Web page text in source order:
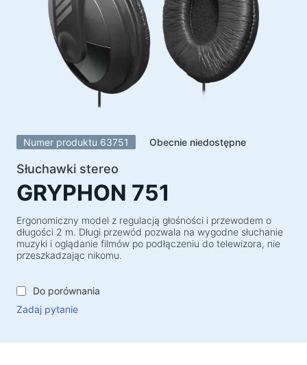
Głośniki
Głośniki 5.1
Soundbary
Głośniki 2.1
Odbiorniki radiowe
Głośniki 2.0
Głośniki 1.0
Urządzenia do gier
Kierownice do gier
Fotele dla graczy
Głośniki do gier
Podkładki pod mysz
Numer produktu 63751 Obecnie niedostępne
Słuchawki stereo
GRYPHON 751
Ergonomiczny model z regulacją głośności i przewodem o
długości 2 m. Długi przewód pozwala na wygodne słuchanie
muzyki i oglądanie filmów po podłączeniu do telewizora, nie
przeszkadzając nikomu.
Do porównania
Zadaj pytanie